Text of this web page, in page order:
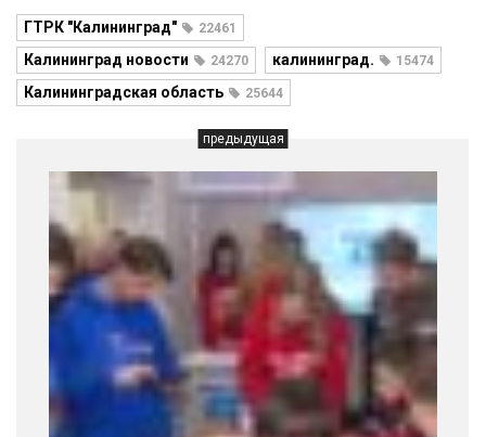
ГТРК "Калининград" 22461
Калининград новости 24270 калининград. 15474
Калининградская область 25644
предыдущая